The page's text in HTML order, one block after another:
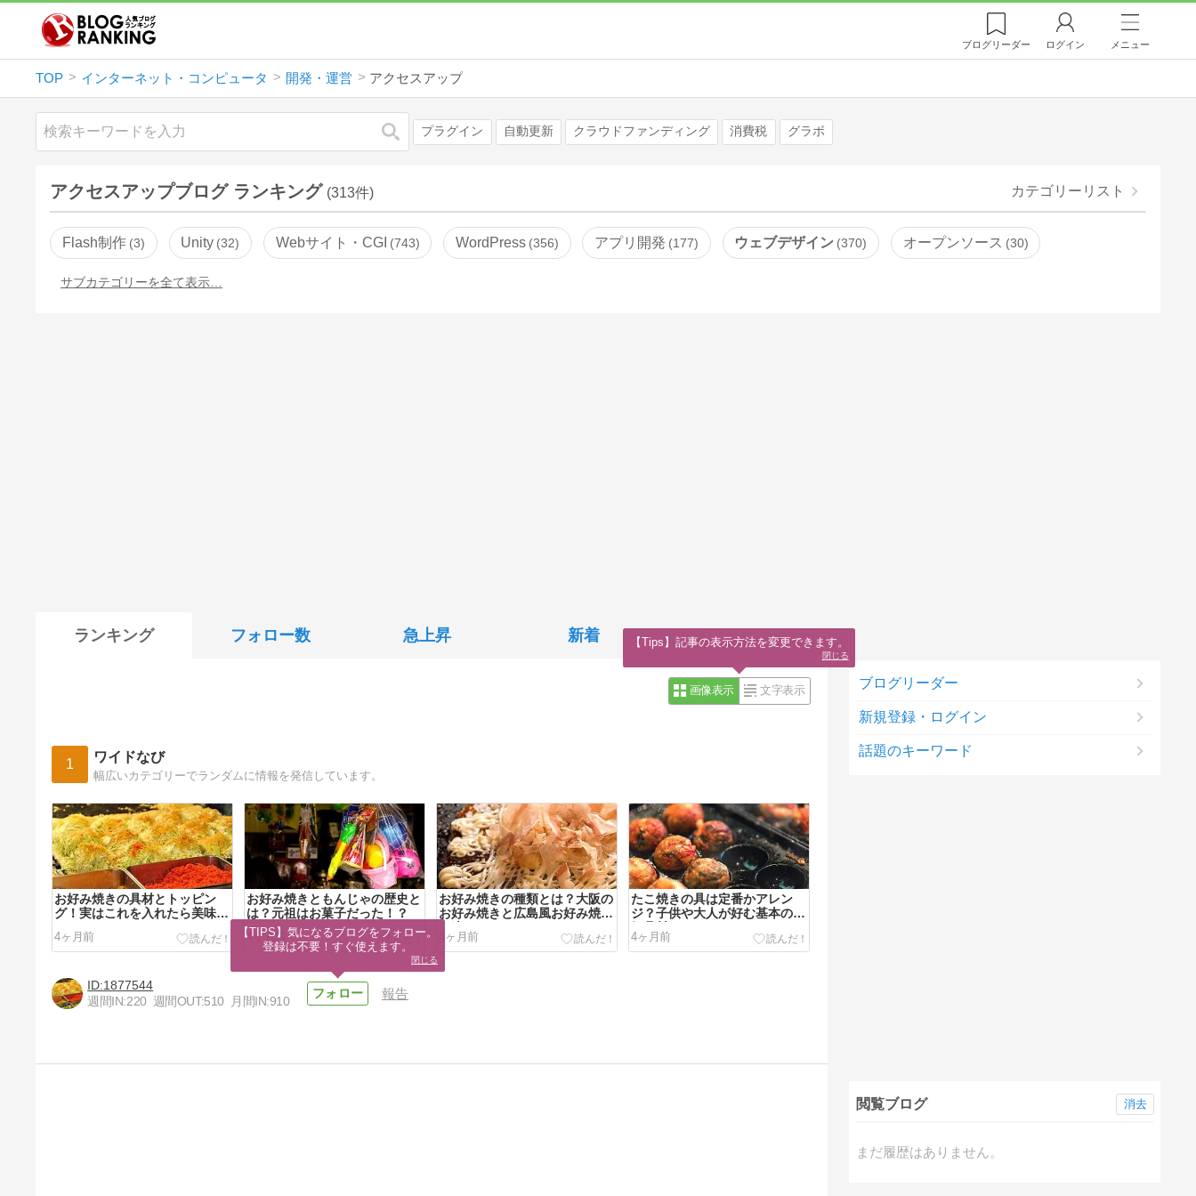
ブログリーダー ログイン メニュー
TOP インターネット・コンピュータ 開発・運営 アクセスアップ
検索 プラグイン 自動更新 クラウドファンディング 消費税 グラボ
アクセスアップブログ ランキング (313件) カテゴリーリスト
Flash制作 3 Unity 32 Webサイト・CGI 743 WordPress 356 アプリ開発 177 ウェブデザイン 370 オープンソース 30
サブカテゴリーを全て表示…
ランキング フォロー数 急上昇 新着
画像表示 文字表示
1 ワイドなび
幅広いカテゴリーでランダムに情報を発信しています。
お好み焼きの具材とトッピン
グ！実はこれを入れたら美味し
い！？
4ヶ月前
お好み焼きともんじゃの歴史と
は？元祖はお菓子だった！？
4ヶ月前
お好み焼きの種類とは？大阪の
お好み焼きと広島風お好み焼き
の違い！
4ヶ月前
たこ焼きの具は定番かアレン
ジ？子供や大人が好む基本の人
気具材とは
4ヶ月前
1877544
週間IN:220 週間OUT:510 月間IN:910
報告
ブログリーダー
新規登録・ログイン
話題のキーワード
閲覧ブログ
まだ履歴はありません。
消去
【TIPS】気になるブログをフォロー。
登録は不要！すぐ使えます。
閉じる
【Tips】記事の表示方法を変更できます。
閉じる